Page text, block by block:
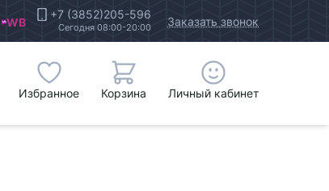
WB +7 (3852)205-596
Сегодня 08:00-20:00 Заказать звонок
Избранное Корзина Личный кабинет